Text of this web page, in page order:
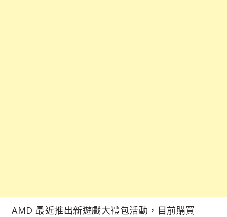
AMD 最近推出新遊戲大禮包活動，目前購買